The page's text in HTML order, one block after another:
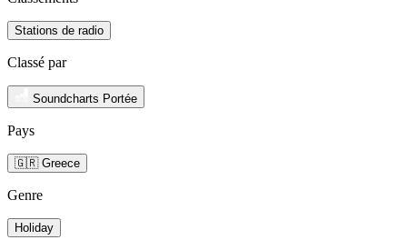
Stations de radio
Classé par
Soundcharts Portée
Pays
🇬🇷 Greece
Genre
Holiday